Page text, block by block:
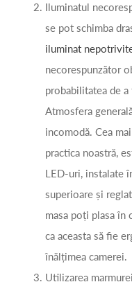
Iluminatul
se pot schimba
iluminat
necorespunzător
probabilitatea de
Atmosfera
incomodă. Cea
practica noastră,
LED-uri, instalate
superioare și
masa poți plasa în
ca aceasta să fie
înălțimea camerei.
Utilizarea